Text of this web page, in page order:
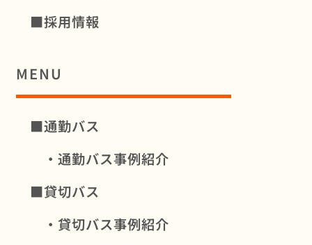
■採用情報
MENU
■通勤バス
・通勤バス事例紹介
■貸切バス
・貸切バス事例紹介